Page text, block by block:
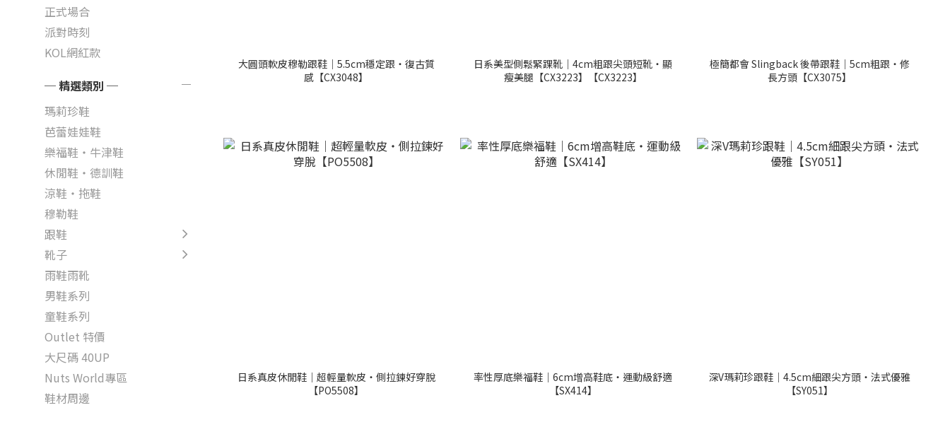
正式場合
派對時刻
KOL網紅款
─ 精選類別 ─
瑪莉珍鞋
芭蕾娃娃鞋
樂福鞋・牛津鞋
休閒鞋・德訓鞋
涼鞋・拖鞋
穆勒鞋
跟鞋
靴子
雨鞋雨靴
男鞋系列
童鞋系列
Outlet 特價
大尺碼 40UP
Nuts World專區
鞋材周邊
大圓頭軟皮穆勒跟鞋｜5.5cm穩定跟・復古質
感【CX3048】
日系美型側鬆緊踝靴｜4cm粗跟尖頭短靴・顯
瘦美腿【CX3223】【CX3223】
極簡都會 Slingback 後帶跟鞋｜5cm粗跟・修
長方頭【CX3075】
日系真皮休閒鞋｜超輕量軟皮・側拉鍊好穿脫
【PO5508】
率性厚底樂福鞋｜6cm增高鞋底・運動級舒適
【SX414】
深V瑪莉珍跟鞋｜4.5cm細跟尖方頭・法式優雅
【SY051】